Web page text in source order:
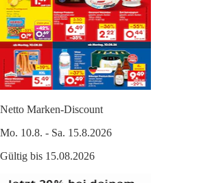
Netto Marken-Discount
Mo. 10.8. - Sa. 15.8.2026
Gültig bis 15.08.2026